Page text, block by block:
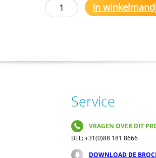
In
Service
VRAGEN OVER DIT
BEL: +31(0)88 181 8666
DOWNLOAD DE